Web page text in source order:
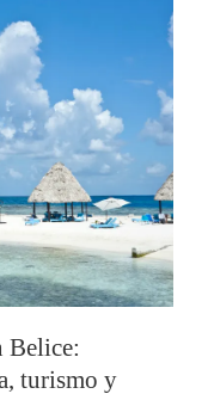
Belice:
turismo y